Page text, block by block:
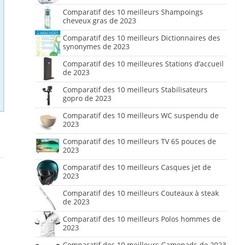
Comparatif des 10 meilleurs Shampoings
cheveux gras de 2023
Comparatif des 10 meilleurs Dictionnaires des
synonymes de 2023
Comparatif des 10 meilleures Stations d’accueil
de 2023
Comparatif des 10 meilleurs Stabilisateurs
gopro de 2023
Comparatif des 10 meilleurs WC suspendu de
2023
Comparatif des 10 meilleurs TV 65 pouces de
2023
Comparatif des 10 meilleurs Casques jet de
2023
Comparatif des 10 meilleurs Couteaux à steak
de 2023
Comparatif des 10 meilleurs Polos hommes de
2023